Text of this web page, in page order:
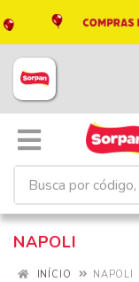
NAPOLI
INÍCIO NAPOLI